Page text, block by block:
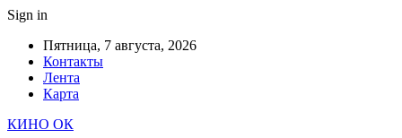
Sign in
Пятница, 7 августа, 2026
Контакты
Лента
Карта
КИНО ОК